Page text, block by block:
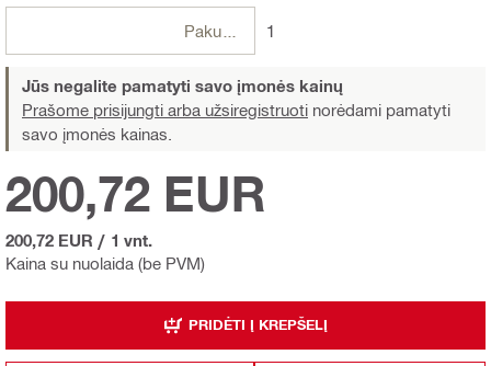
Pakuotės 1
Jūs negalite pamatyti savo įmonės kainų
Prašome prisijungti arba užsiregistruoti norėdami pamatyti
savo įmonės kainas.
Kaina su nuolaida (be PVM)
200,72 EUR
200,72 EUR / 1 vnt.
PRIDĖTI Į KREPŠELĮ